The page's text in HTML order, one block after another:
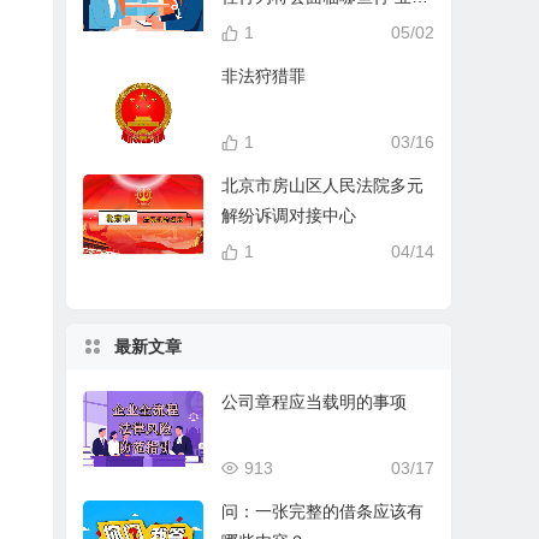
分？
05/02
1
非法狩猎罪
03/16
1
北京市房山区人民法院多元
解纷诉调对接中心
04/14
1
最新文章
公司章程应当载明的事项
03/17
913
问：一张完整的借条应该有